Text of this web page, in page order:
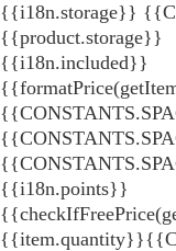
{{i18n.storage}}
{{product.storage}}
{{i18n.included}}
{{i18n.points}}